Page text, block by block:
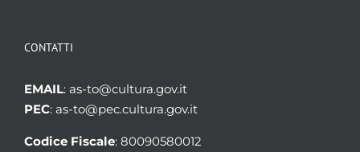
CONTATTI
EMAIL: as-to@cultura.gov.it
PEC: as-to@pec.cultura.gov.it
Codice Fiscale: 80090580012